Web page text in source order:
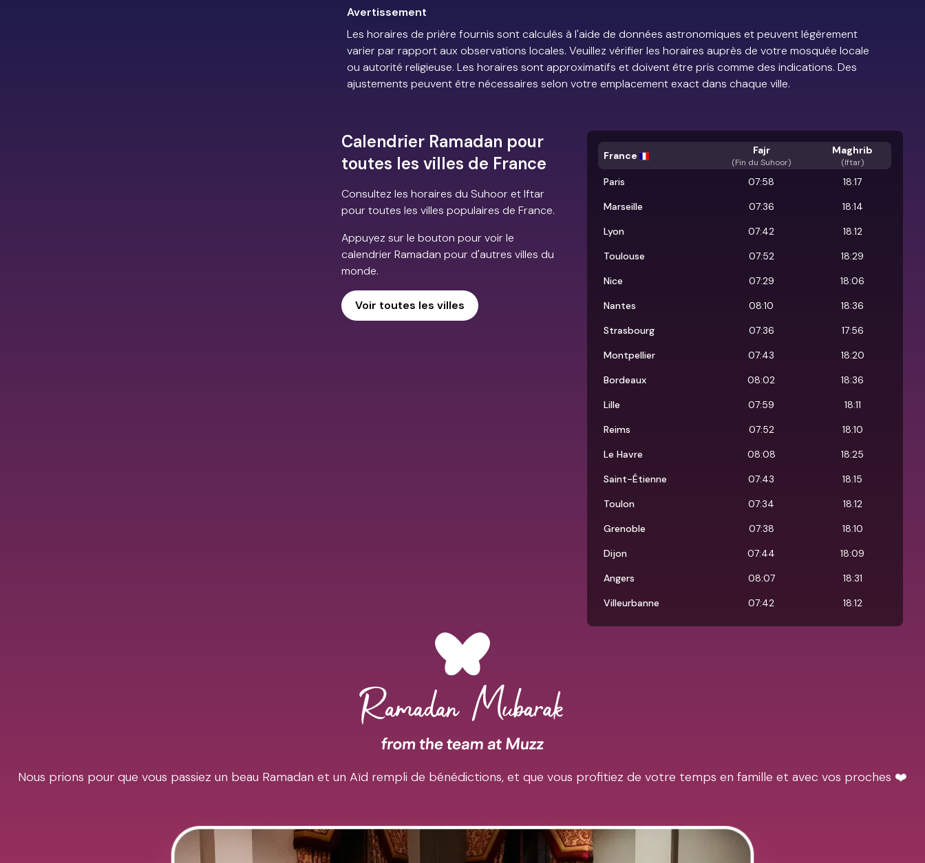
Avertissement
Les horaires de prière fournis sont calculés à l'aide de données astronomiques et peuvent légèrement
varier par rapport aux observations locales. Veuillez vérifier les horaires auprès de votre mosquée locale
ou autorité religieuse. Les horaires sont approximatifs et doivent être pris comme des indications. Des
ajustements peuvent être nécessaires selon votre emplacement exact dans chaque ville.
Calendrier Ramadan pour
toutes les villes de France
Consultez les horaires du Suhoor et Iftar
pour toutes les villes populaires de France.
Appuyez sur le bouton pour voir le
calendrier Ramadan pour d'autres villes du
monde.
Voir toutes les villes
France Fajr
(Fin du Suhoor)
Maghrib
(Iftar)
Paris 07:58
18:17
Marseille
07:36
18:14
Lyon
07:42
18:12
Toulouse
07:52
18:29
Nice
07:29
18:06
Nantes
08:10
18:36
Strasbourg
07:36
17:56
Montpellier
07:43
18:20
Bordeaux
08:02
18:36
Lille
07:59
18:11
Reims
07:52
18:10
Le Havre
08:08
18:25
Saint-Étienne
07:43
18:15
Toulon
07:34
18:12
Grenoble
07:38
18:10
Dijon
07:44
18:09
Angers
08:07
18:31
Villeurbanne
07:42 18:12
Nous prions pour que vous passiez un beau Ramadan et un Aïd rempli de bénédictions, et que vous profitiez de votre temps en famille et avec vos proches ❤️